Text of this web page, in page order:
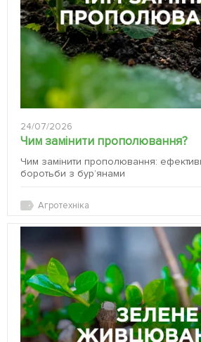
24/07/2026
Чим замінити прополювання?
Чим замінити прополювання:
боротьби з бур’янами
Агротехніка